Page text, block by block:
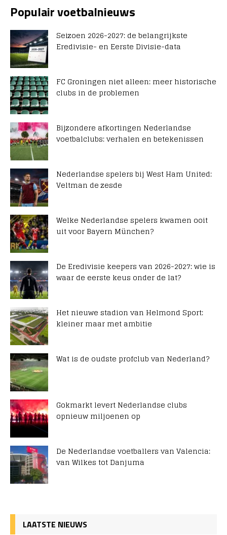
Populair voetbalnieuws
Seizoen 2026-2027: de belangrijkste
Eredivisie- en Eerste Divisie-data
FC Groningen niet alleen: meer historische
clubs in de problemen
Bijzondere afkortingen Nederlandse
voetbalclubs: verhalen en betekenissen
Nederlandse spelers bij West Ham United:
Veltman de zesde
Welke Nederlandse spelers kwamen ooit
uit voor Bayern München?
De Eredivisie keepers van 2026-2027: wie is
waar de eerste keus onder de lat?
Het nieuwe stadion van Helmond Sport:
kleiner maar met ambitie
Wat is de oudste profclub van Nederland?
Gokmarkt levert Nederlandse clubs
opnieuw miljoenen op
De Nederlandse voetballers van Valencia:
van Wilkes tot Danjuma
LAATSTE NIEUWS